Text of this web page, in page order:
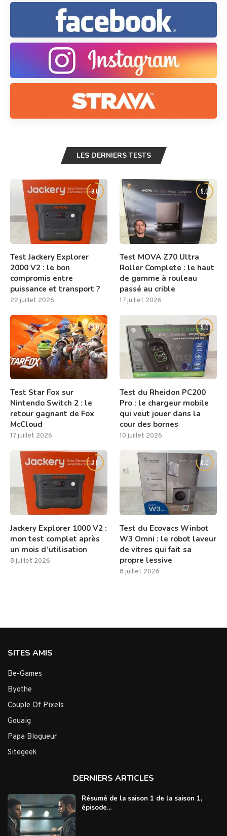
LES DERNIERS TESTS
9.0
Test Jackery Explorer
2000 V2 : le bon
compromis entre
puissance et transport ?
22 juillet 2026
9.0
Test MOVA Z70 Ultra
Roller Complete : le haut
de gamme à rouleau
passé au crible
17 juillet 2026
8.0
Test Star Fox sur
Nintendo Switch 2 : le
retour gagnant de Fox
McCloud
17 juillet 2026
9.0
Test du Rheidon PC200
Pro : le chargeur mobile
qui veut jouer dans la
cour des bornes
10 juillet 2026
8.5
Jackery Explorer 1000 V2 :
mon test complet après
un mois d’utilisation
8 juillet 2026
8.0
Test du Ecovacs Winbot
W3 Omni : le robot laveur
de vitres qui fait sa
propre lessive
8 juillet 2026
SITES AMIS
Be-Games
Byothe
Couple Of Pixels
Gouaig
Papa Blogueur
Sitegeek
DERNIERS ARTICLES
Résumé de la saison 1 de la saison 1,
épisode...